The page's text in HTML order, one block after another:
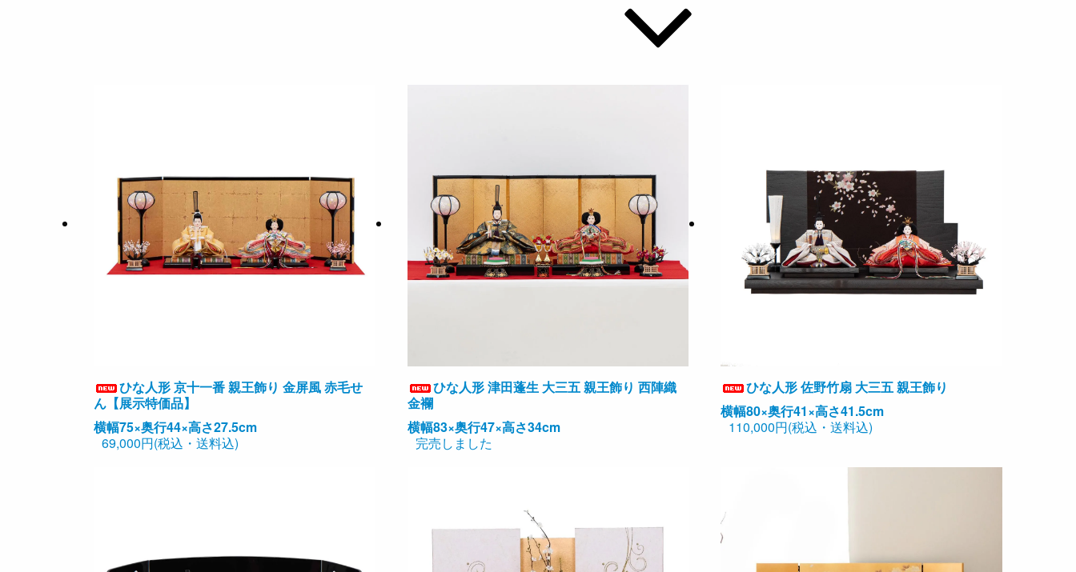
ひな人形 京十一番 親王飾り 金屏風 赤毛せ
ん【展示特価品】
横幅75×奥行44×高さ27.5cm
69,000円(税込・送料込)
ひな人形 津田蓬生 大三五 親王飾り 西陣織
金襴
横幅83×奥行47×高さ34cm
完売しました
ひな人形 佐野竹扇 大三五 親王飾り
横幅80×奥行41×高さ41.5cm
110,000円(税込・送料込)